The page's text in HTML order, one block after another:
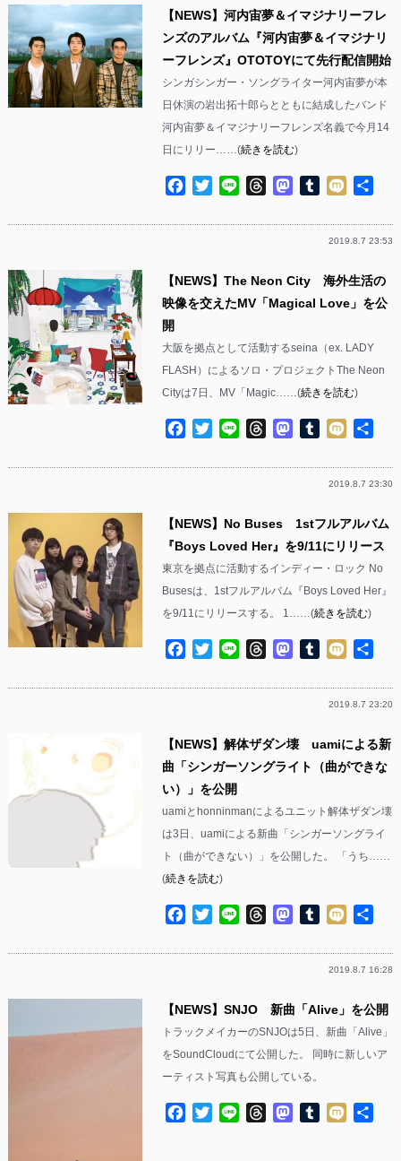
【NEWS】河内宙夢＆イマジナリーフレ
ンズのアルバム『河内宙夢＆イマジナリ
ーフレンズ』OTOTOYにて先行配信開始
シンガシンガー・ソングライター河内宙夢が本
日休演の岩出拓十郎らとともに結成したバンド
河内宙夢＆イマジナリーフレンズ名義で今月14
日にリリー……(続きを読む)
Facebook
TwitterLine ThreadsMastodon
Tumblr
Mixi
2019.8.7 23:53
【NEWS】The Neon City 海外生活の
映像を交えたMV「Magical Love」を公
開
大阪を拠点として活動するseina（ex. LADY
FLASH）によるソロ・プロジェクトThe Neon
Cityは7日、MV「Magic……(続きを読む)
Facebook
TwitterLine ThreadsMastodon
Tumblr
Mixi
2019.8.7 23:30
【NEWS】No Buses 1stフルアルバム
『Boys Loved Her』を9/11にリリース
東京を拠点に活動するインディー・ロック No
Busesは、1stフルアルバム『Boys Loved Her』
を9/11にリリースする。 1……(続きを読む)
Facebook
TwitterLine ThreadsMastodon
Tumblr
Mixi
2019.8.7 23:20
【NEWS】解体ザダン壊 uamiによる新
曲「シンガーソングライト（曲ができな
い）」を公開
uamiとhonninmanによるユニット解体ザダン壊
は3日、uamiによる新曲「シンガーソングライ
ト（曲ができない）」を公開した。 「うち……
(続きを読む)
Facebook
TwitterLine ThreadsMastodon
Tumblr
Mixi
2019.8.7 16:28
【NEWS】SNJO 新曲「Alive」を公開
トラックメイカーのSNJOは5日、新曲「Alive」
をSoundCloudにて公開した。 同時に新しいア
ーティスト写真も公開している。
Facebook
TwitterLine ThreadsMastodon
Tumblr
Mixi